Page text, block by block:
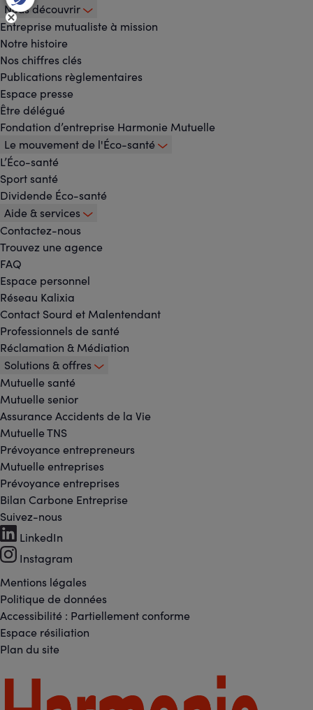
Footer
-
Menu
principal
Nous découvrir
Entreprise mutualiste à mission
Notre histoire
Nos chiffres clés
Publications règlementaires
Espace presse
Être délégué
Fondation d’entreprise Harmonie Mutuelle
Le mouvement de l'Éco-santé
L’Éco-santé
Sport santé
Dividende Éco-santé
Aide & services
Contactez-nous
Trouvez une agence
FAQ
Espace personnel
Réseau Kalixia
Contact Sourd et Malentendant
Professionnels de santé
Réclamation & Médiation
Solutions & offres
Mutuelle santé
Mutuelle senior
Assurance Accidents de la Vie
Mutuelle TNS
Prévoyance entrepreneurs
Mutuelle entreprises
Prévoyance entreprises
Bilan Carbone Entreprise
Footer
-
Réseaux
sociaux
Suivez-nous
LinkedIn
Instagram
Footer
-
Liens
légaux
Mentions légales
Politique de données
Accessibilité : Partiellement conforme
Espace résiliation
Plan du site
Footer